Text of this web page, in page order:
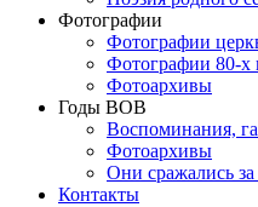
Фотографии
Фотографии
Фотографии 80-х
Фотоархивы
Годы ВОВ
Воспоминания,
Фотоархивы
Они сражались
Контакты